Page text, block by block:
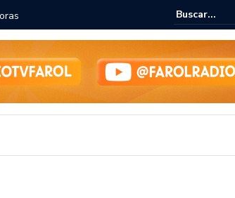
Chico Filho destaca potencial esportivo,
Internacional de Maceió